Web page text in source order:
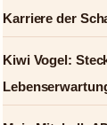
Karriere der
Kiwi Vogel: